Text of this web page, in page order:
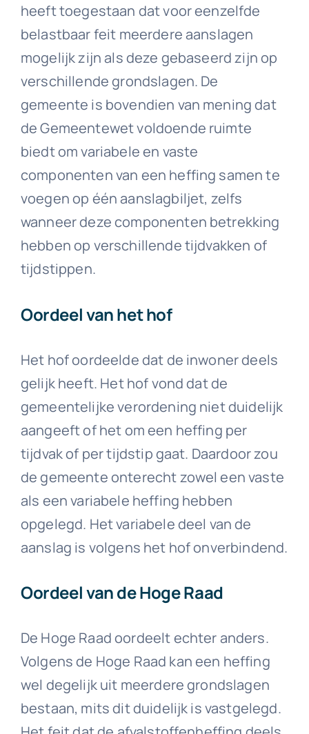
heeft toegestaan dat voor eenzelfde
belastbaar feit meerdere aanslagen
mogelijk zijn als deze gebaseerd zijn op
verschillende grondslagen. De
gemeente is bovendien van mening dat
de Gemeentewet voldoende ruimte
biedt om variabele en vaste
componenten van een heffing samen te
voegen op één aanslagbiljet, zelfs
wanneer deze componenten betrekking
hebben op verschillende tijdvakken of
tijdstippen.
Oordeel van het hof
Het hof oordeelde dat de inwoner deels
gelijk heeft. Het hof vond dat de
gemeentelijke verordening niet duidelijk
aangeeft of het om een heffing per
tijdvak of per tijdstip gaat. Daardoor zou
de gemeente onterecht zowel een vaste
als een variabele heffing hebben
opgelegd. Het variabele deel van de
aanslag is volgens het hof onverbindend.
Oordeel van de Hoge Raad
De Hoge Raad oordeelt echter anders.
Volgens de Hoge Raad kan een heffing
wel degelijk uit meerdere grondslagen
bestaan, mits dit duidelijk is vastgelegd.